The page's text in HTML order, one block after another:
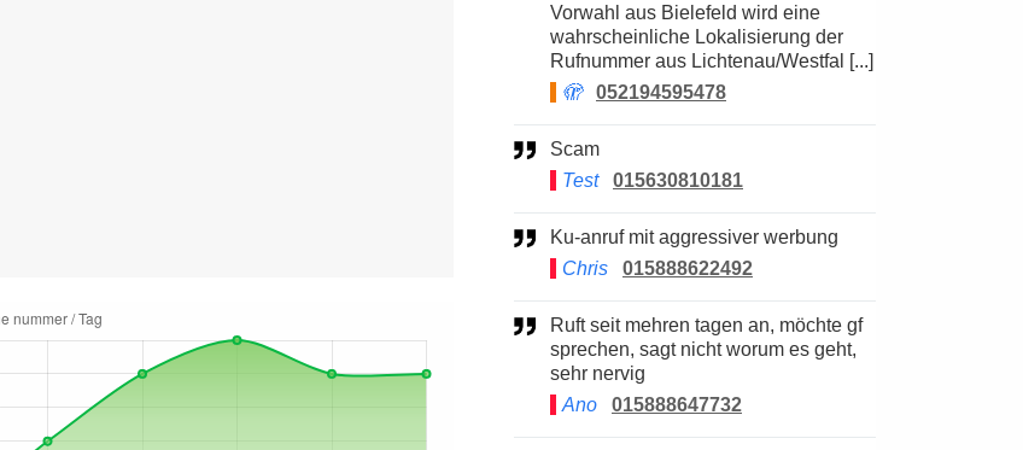
Vorwahl aus Bielefeld wird eine
wahrscheinliche Lokalisierung der
Rufnummer aus Lichtenau/Westfal [...]
🫣
052194595478
Scam
Test
015630810181
Ku-anruf mit aggressiver werbung
Chris
015888622492
Ruft seit mehren tagen an, möchte gf
sprechen, sagt nicht worum es geht,
sehr nervig
Ano
015888647732